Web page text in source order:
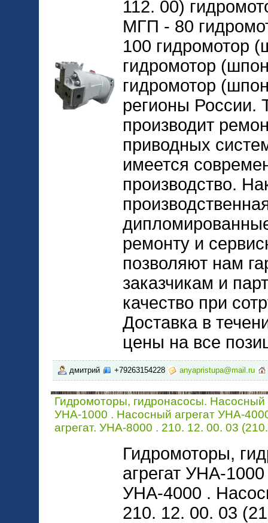
112. 00)
МГП - 80
100 гидромотор
гидромотор
гидромотор
регионы России.
производит
приводных
имеется
производство.
ремонту и
позволяют нам
заказчикам и
качество при
Доставка в
цены на все
дмитрий +79263154228 anyapristupa@mail.ru
Гидромоторы, гидронасосы. Насосный
УНА-1000 . Насосный агрегат УНА-
агрегат. УНА-8000 . 210. 12. 00. 03
Гидромоторы,
агрегат УНА-
УНА-4000 .
210. 12. 00. 03